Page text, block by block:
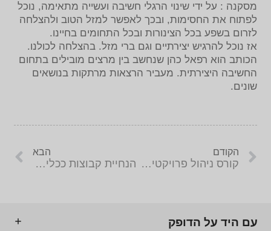
מסקנה : על ידי שינוי הרגלי חשיבה ועשייה מתאימה, נוכל
לפתוח את החסימות, ובכך לאפשר למזל הטוב ולהצלחה
לזרום בשפע בכל הצינורות ובכל התחומים בחיינו.
אז נוכל להרגיש יצירתיים וגם ברי מזל. בהצלחה לכולנו.
הכותב הוא רפאל כהן שנחשב בין מרצים מובילים בתחום
החשיבה היצירתית. מעביר הרצאות מרתקות בנושאים
שונים.
הקודם
קורס ניהול פרויקטים – להוביל להצלחה
הבא
הנחיית קבוצות ככלי יעיל להעשרת העובדים ולהצלחת הארגון
עם היד על הדופק